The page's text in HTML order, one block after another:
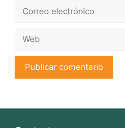
Correo
Web